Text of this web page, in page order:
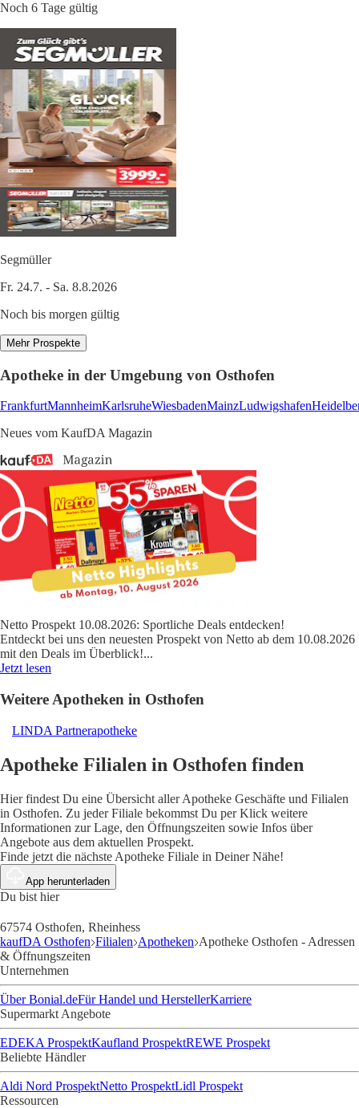
Noch 6 Tage gültig
Segmüller
Fr. 24.7. - Sa. 8.8.2026
Noch bis morgen gültig
Mehr Prospekte
Apotheke in der Umgebung von Osthofen
FrankfurtMannheimKarlsruheWiesbadenMainzLudwigshafen
Neues vom KaufDA Magazin
Netto Prospekt 10.08.2026: Sportliche Deals entdecken!
Entdeckt bei uns den neuesten Prospekt von Netto ab dem 10.08.2026
mit den Deals im Überblick!...
Jetzt lesen
Weitere Apotheken in Osthofen
LINDA Partnerapotheke
Apotheke Filialen in Osthofen finden
Hier findest Du eine Übersicht aller Apotheke Geschäfte und Filialen
in Osthofen. Zu jeder Filiale bekommst Du per Klick weitere
Informationen zur Lage, den Öffnungszeiten sowie Infos über
Angebote aus dem aktuellen Prospekt.
Finde jetzt die nächste Apotheke Filiale in Deiner Nähe!
App herunterladen
Du bist hier
67574 Osthofen, Rheinhess
kaufDA Osthofen Filialen Apotheken Apotheke Osthofen - Adressen
& Öffnungszeiten
Unternehmen
Über Bonial.deFür Handel und HerstellerKarriere
Supermarkt Angebote
EDEKA ProspektKaufland ProspektREWE Prospekt
Beliebte Händler
Aldi Nord ProspektNetto ProspektLidl Prospekt
Ressourcen